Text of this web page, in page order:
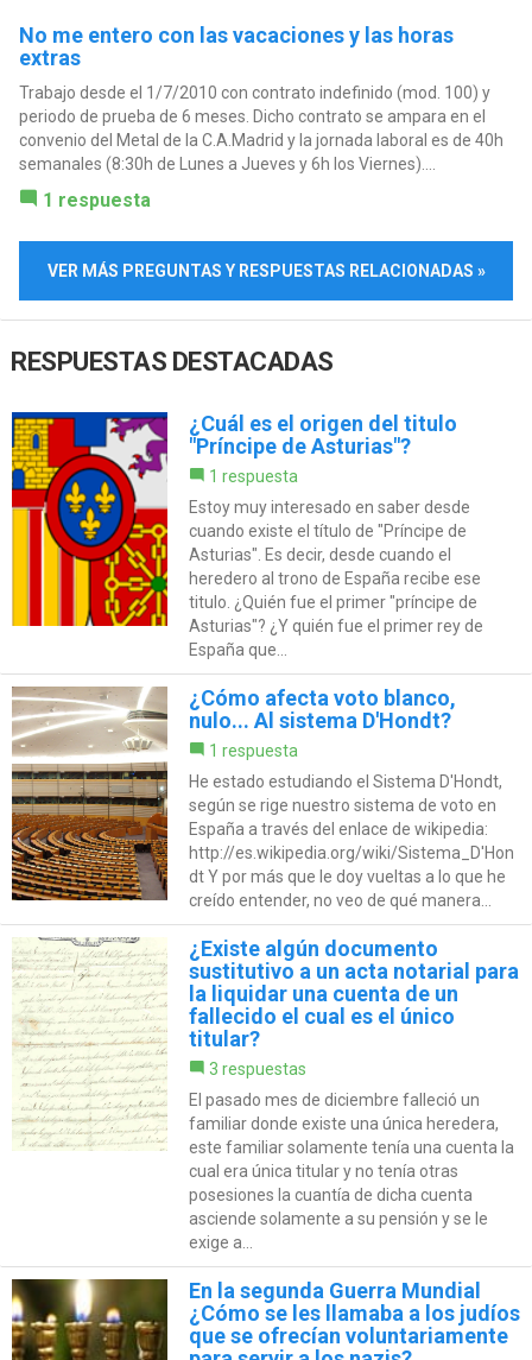
No me entero con las vacaciones y las horas
extras
Trabajo desde el 1/7/2010 con contrato indefinido (mod. 100) y
periodo de prueba de 6 meses. Dicho contrato se ampara en el
convenio del Metal de la C.A.Madrid y la jornada laboral es de 40h
semanales (8:30h de Lunes a Jueves y 6h los Viernes)....
1 respuesta
VER MÁS PREGUNTAS Y RESPUESTAS RELACIONADAS »
RESPUESTAS DESTACADAS
¿Cuál es el origen del titulo
"Príncipe de Asturias"?
1 respuesta
Estoy muy interesado en saber desde
cuando existe el título de "Príncipe de
Asturias". Es decir, desde cuando el
heredero al trono de España recibe ese
titulo. ¿Quién fue el primer "príncipe de
Asturias"? ¿Y quién fue el primer rey de
España que...
¿Cómo afecta voto blanco,
nulo... Al sistema D'Hondt?
1 respuesta
He estado estudiando el Sistema D'Hondt,
según se rige nuestro sistema de voto en
España a través del enlace de wikipedia:
http://es.wikipedia.org/wiki/Sistema_D'Hon
dt Y por más que le doy vueltas a lo que he
creído entender, no veo de qué manera...
¿Existe algún documento
sustitutivo a un acta notarial para
la liquidar una cuenta de un
fallecido el cual es el único
titular?
3 respuestas
El pasado mes de diciembre falleció un
familiar donde existe una única heredera,
este familiar solamente tenía una cuenta la
cual era única titular y no tenía otras
posesiones la cuantía de dicha cuenta
asciende solamente a su pensión y se le
exige a...
En la segunda Guerra Mundial
¿Cómo se les llamaba a los judíos
que se ofrecían voluntariamente